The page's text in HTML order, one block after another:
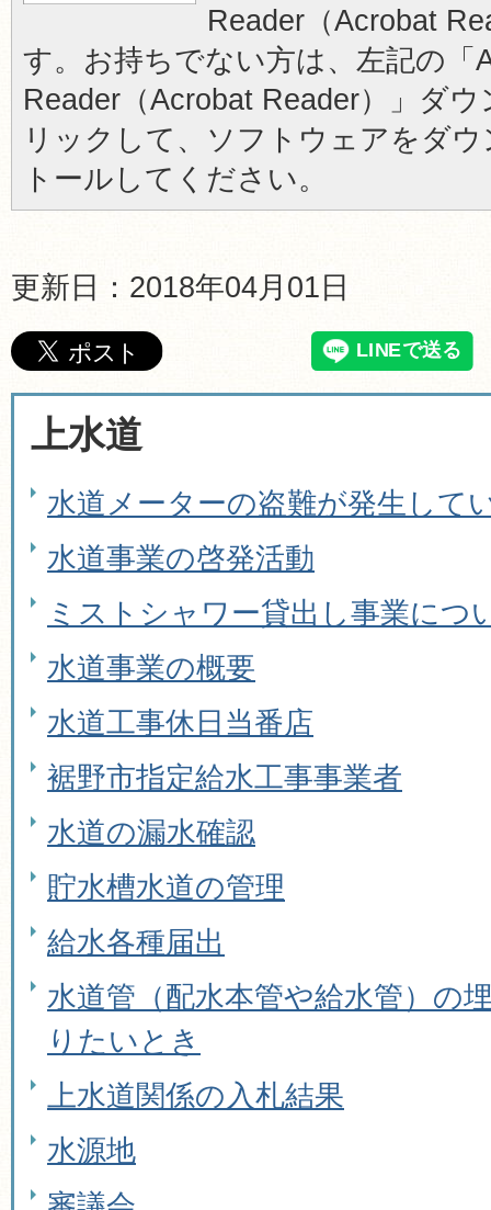
Reader（Acrobat
す。お持ちでない方は、左記の「
Reader（Acrobat Reader）」ダ
リックして、ソフトウェアをダ
トールしてください。
更新日：2018年04月01日
上水道
水道メーターの盗難が発生して
水道事業の啓発活動
ミストシャワー貸出し事業につ
水道事業の概要
水道工事休日当番店
裾野市指定給水工事事業者
水道の漏水確認
貯水槽水道の管理
給水各種届出
水道管（配水本管や給水管）の
りたいとき
上水道関係の入札結果
水源地